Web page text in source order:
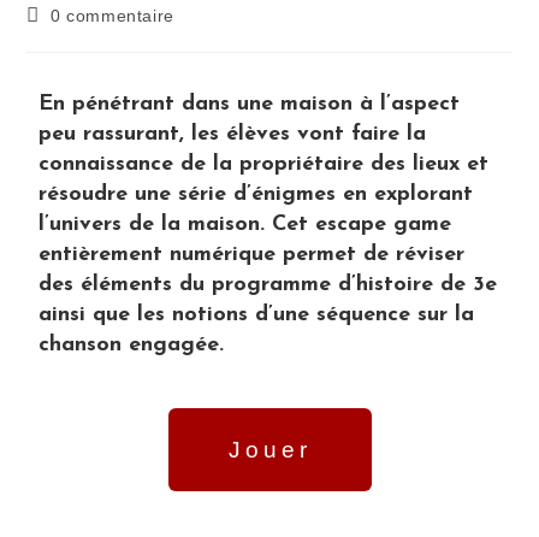
0 commentaire
En pénétrant dans une maison à l’aspect
peu rassurant, les élèves vont faire la
connaissance de la propriétaire des lieux et
résoudre une série d’énigmes en explorant
l’univers de la maison. Cet escape game
entièrement numérique permet de réviser
des éléments du programme d’histoire de 3e
ainsi que les notions d’une séquence sur la
chanson engagée.
Jouer